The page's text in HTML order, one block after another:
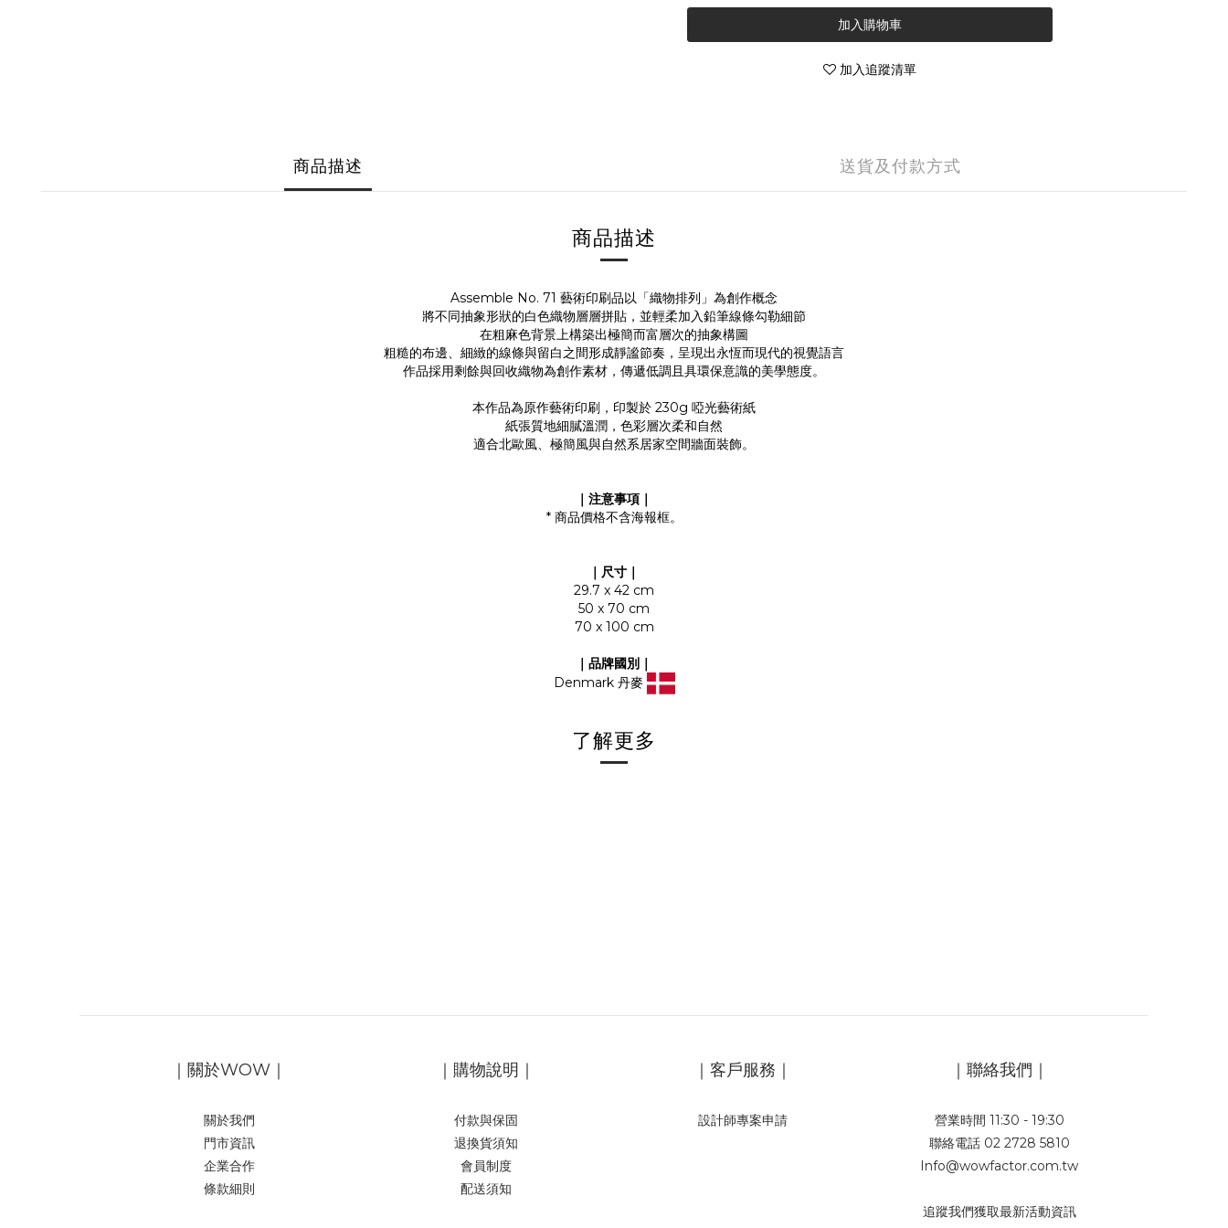
加入購物車
加入追蹤清單
商品描述 送貨及付款方式
商品描述
Assemble No. 71 藝術印刷品以「織物排列」為創作概念
將不同抽象形狀的白色織物層層拼貼，並輕柔加入鉛筆線條勾勒細節
在粗麻色背景上構築出極簡而富層次的抽象構圖
粗糙的布邊、細緻的線條與留白之間形成靜謐節奏，呈現出永恆而現代的視覺語言
作品採用剩餘與回收織物為創作素材，傳遞低調且具環保意識的美學態度。
本作品為原作藝術印刷，印製於 230g 啞光藝術紙
紙張質地細膩溫潤，色彩層次柔和自然
適合北歐風、極簡風與自然系居家空間牆面裝飾。
｜注意事項｜
* 商品價格不含海報框。
｜尺寸｜
29.7 x 42 cm
50 x 70 cm
70 x 100 cm
｜品牌國別｜
Denmark 丹麥
了解更多
｜關於WOW｜
關於我們
門市資訊
企業合作
條款細則
｜購物說明｜
付款與保固
退換貨須知
會員制度
配送須知
｜客戶服務｜
設計師專案申請
｜聯絡我們｜
營業時間 11:30 - 19:30
聯絡電話 02 2728 5810
Info@wowfactor.com.tw
追蹤我們獲取最新活動資訊